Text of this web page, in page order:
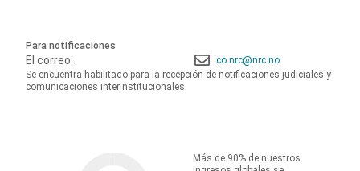
Para notificaciones
El correo:
co.nrc@nrc.no
Se encuentra habilitado para la recepción de notificaciones judiciales y
comunicaciones interinstitucionales.
Más de 90% de nuestros